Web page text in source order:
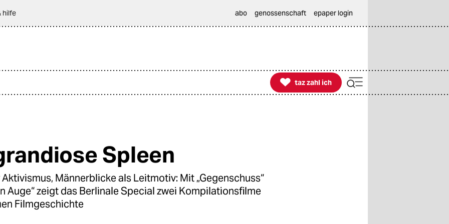
hilfe abo genossenschaft epaper login

taz zahl ich
taz zahl ich
Spleen
Männerblicke als Leitmotiv: Mit „Gegenschuss“
Auge“ zeigt das Berlinale Special zwei Kompilationsfilme
Filmgeschichte